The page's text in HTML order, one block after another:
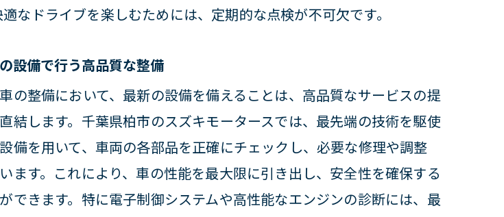
スプラン
ーケアが選ばれる理由
たサービス展開
スで自動車のメンテナンスを極める
性
ナンス
なドライブを楽しむためには、定期的な点検が不可欠です。
設備で行う高品質な整備
の整備において、最新の設備を備えることは、高品質なサービスの提
結します。千葉県柏市のスズキモータースでは、最先端の技術を駆使
備を用いて、車両の各部品を正確にチェックし、必要な修理や調整
ます。これにより、車の性能を最大限に引き出し、安全性を確保する
できます。特に電子制御システムや高性能なエンジンの診断には、最